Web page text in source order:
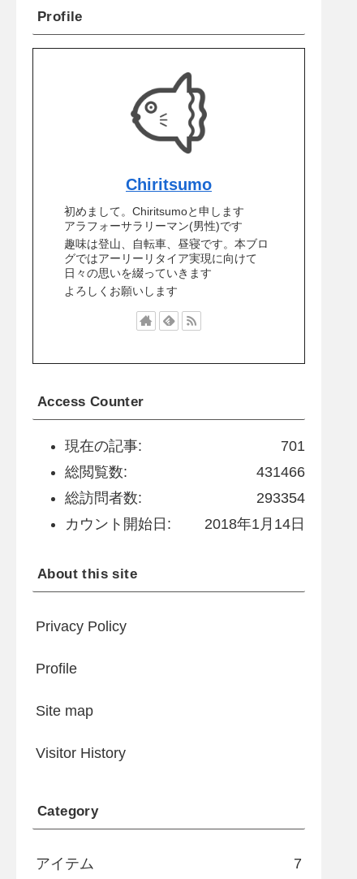
Profile
Chiritsumo
初めまして。Chiritsumoと申します
アラフォーサラリーマン(男性)です
趣味は登山、自転車、昼寝です。本ブロ
グではアーリーリタイア実現に向けて
日々の思いを綴っていきます
よろしくお願いします
Access Counter
701
現在の記事:
431466
総閲覧数:
293354
総訪問者数:
2018年1月14日
カウント開始日:
About this site
Privacy Policy
Profile
Site map
Visitor History
Category
アイテム 7